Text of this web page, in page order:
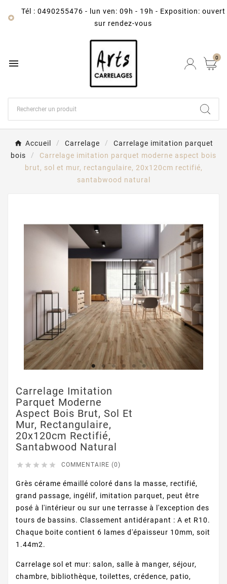

Tél : 0490255476 -
lun ven: 09h - 19h - Exposition: ouvert
sur rendez-vous
 0
Accueil Carrelage
Carrelage imitation parquet
bois
Carrelage imitation parquet moderne aspect bois
brut, sol et mur, rectangulaire, 20x120cm rectifié,
santabwood natural
Carrelage Imitation
Parquet Moderne
Aspect Bois Brut, Sol Et
Mur, Rectangulaire,
20x120cm Rectifié,
Santabwood Natural
     COMMENTAIRE (0)
Grès cérame émaillé coloré dans la masse, rectifié,
grand passage, ingélif, imitation parquet, peut être
posé à l'intérieur ou sur une terrasse à l'exception des
tours de bassins. Classement antidérapant : A et R10.
Chaque boite contient 6 lames d'épaisseur 10mm, soit
1.44m2.
Carrelage sol et mur: salon, salle à manger, séjour,
chambre, bibliothèque, toilettes, crédence, patio,